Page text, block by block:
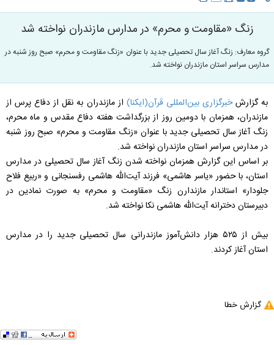
زنگ «مقاومت و محرم» در مدارس مازندران نواخته شد
گروه معارف: زنگ آغاز سال تحصیلی جدید با عنوان «زنگ مقاومت و محرم» صبح روز شنبه در
مدارس سراسر استان مازندران نواخته شد.
به گزارشخبرگزاری بین‌المللی قرآن(ایکنا) از مازندران به نقل از دفاع پرس از
مازندران، همزمان با دومین روز از بزرگداشت هفته دفاع مقدس و ماه محرم،
زنگ آغاز سال تحصیلی جدید با عنوان «زنگ مقاومت و محرم» صبح روز شنبه
در مدارس سراسر استان مازندران نواخته شد.
بر اساس این گزارش همزمان نواخته شدن زنگ آغاز سال تحصیلی در مدارس
استان، با حضور «یاسر هاشمی» فرزند آیت‌الله هاشمی رفسنجانی و «ربیع فلاح
جلودار» استاندار مازندارن زنگ «مقاومت و محرم» به صورت نمادین در
دبیرستان دخترانه آیت‌الله هاشمی نکا نواخته شد.
بیش از ۵۲۵ هزار دانش‌آموز مازندرانی سال تحصیلی جدید را در مدارس
استان آغاز کردند.
گزارش خطا